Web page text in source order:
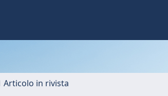
Articolo in rivista